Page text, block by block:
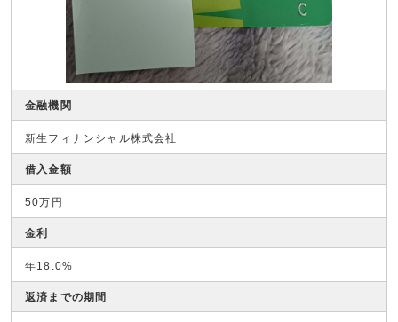
金融機関
新生フィナンシャル株式会社
借入金額
50万円
金利
年18.0%
返済までの期間